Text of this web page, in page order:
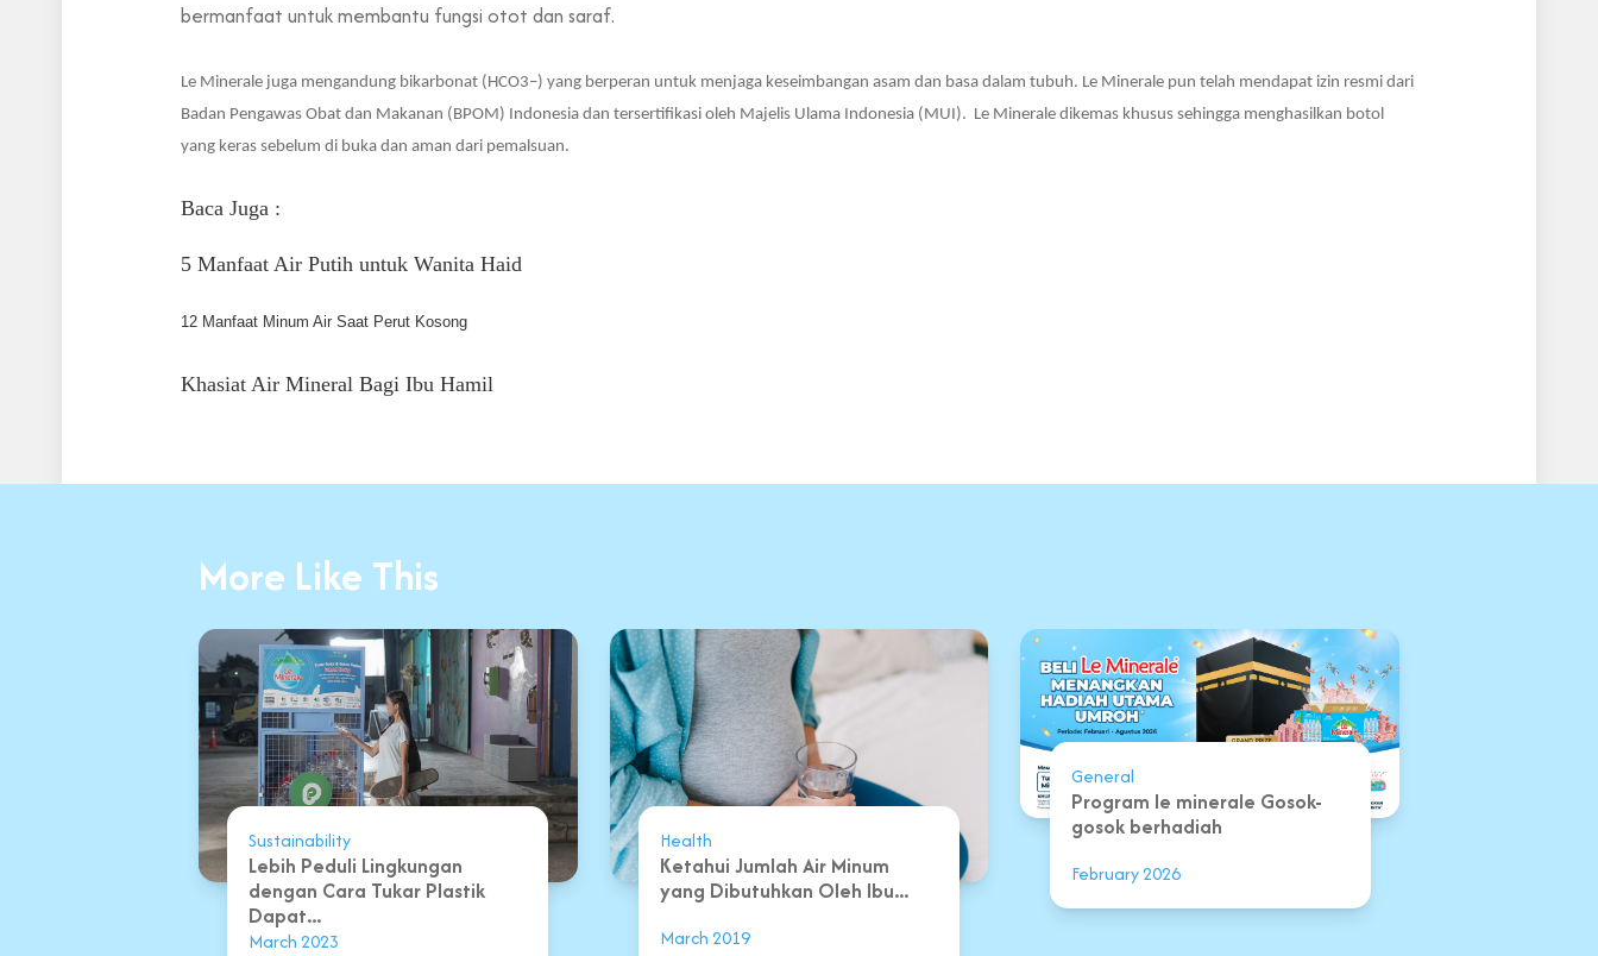
bermanfaat untuk membantu fungsi otot dan saraf.
Le Minerale juga mengandung bikarbonat (HCO3–) yang berperan untuk menjaga keseimbangan asam dan basa dalam tubuh. Le Minerale pun telah mendapat izin resmi dari
Badan Pengawas Obat dan Makanan (BPOM) Indonesia dan tersertifikasi oleh Majelis Ulama Indonesia (MUI). Le Minerale dikemas khusus sehingga menghasilkan botol
yang keras sebelum di buka dan aman dari pemalsuan.
Baca Juga :
5 Manfaat Air Putih untuk Wanita Haid
12 Manfaat Minum Air Saat Perut Kosong
Khasiat Air Mineral Bagi Ibu Hamil
More Like This
Sustainability
Lebih Peduli Lingkungan
dengan Cara Tukar Plastik
Dapat...
March 2023
Health
Ketahui Jumlah Air Minum
yang Dibutuhkan Oleh Ibu...
March 2019
General
Program le minerale Gosok-
gosok berhadiah
February 2026